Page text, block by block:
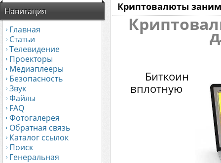
Навигация
Главная
Статьи
Телевидение
Проекторы
Медиаплееры
Безопасность
Звук
Файлы
FAQ
Фотогалерея
Обратная связь
Каталог ссылок
Поиск
Генеральная
Криптовалюты
Биткоин
вплотную